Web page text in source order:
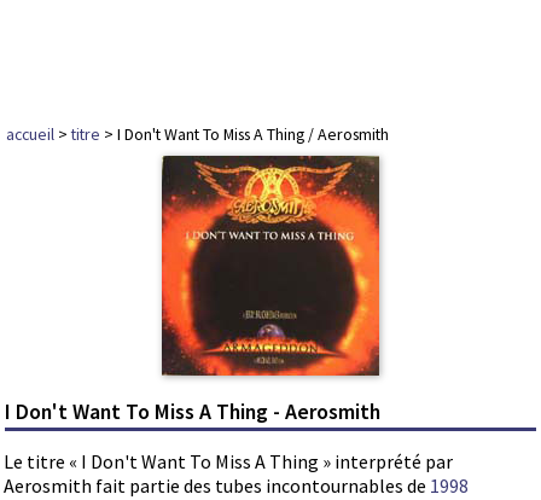
accueil >titre > I Don't Want To Miss A Thing / Aerosmith
I Don't Want To Miss A Thing - Aerosmith
Le titre « I Don't Want To Miss A Thing » interprété par
Aerosmith fait partie des tubes incontournables de 1998